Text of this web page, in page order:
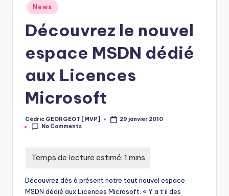
Posted
in
News
Découvrez le nouvel
espace MSDN dédié
aux Licences
Microsoft
Posted
by
Cédric GEORGEOT [MVP]
29 janvier 2010
No Comments
Découvrez dès à présent notre tout nouvel espace
MSDN dédié aux Licences Microsoft. « Y a t’il des